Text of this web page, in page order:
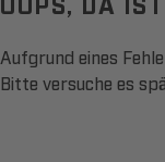
Aufgrund eines
Bitte versuche es